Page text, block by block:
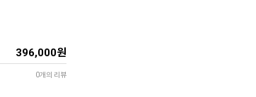
396,000원
0개의 리뷰